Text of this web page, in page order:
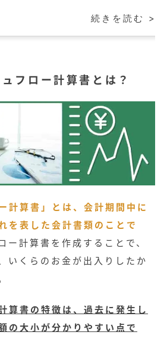
続きを読む >
フロー計算書とは？
計算書」とは、会計期間中に
を表した会計書類のことで
ー計算書を作成することで、
いくらのお金が出入りしたか
算書の特徴は、過去に発生し
の大小が分かりやすい点で